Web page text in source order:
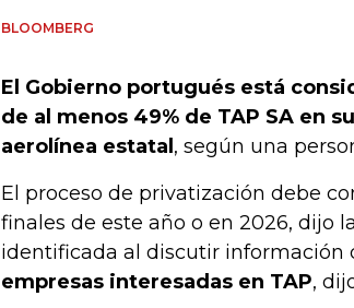
BLOOMBERG
El Gobierno portugués está
de al menos 49% de TAP SA en
aerolínea estatal , según una
El proceso de privatización debe
finales de este año o en 2026, dijo
identificada al discutir información
empresas interesadas en TAP,